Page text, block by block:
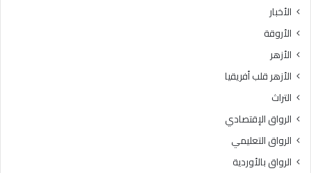
الأخبار
الأروقة
الأزهر
الأزهر قلب أفريقيا
التراث
الرواق الإقتصادي
الرواق التعليمي
الرواق بالأوردية